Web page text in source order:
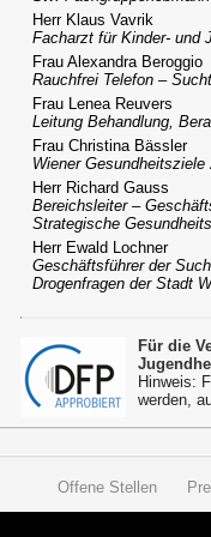
Herr Klaus Vavrik
Facharzt für Kinder- und
Frau Alexandra Beroggio
Rauchfrei Telefon –
Frau Lenea Reuvers
Leitung Behandlung,
Frau Christina Bässler
Wiener
Herr Richard Gauss
Bereichsleiter –
Strategische
Herr Ewald Lochner
Geschäftsführer der
Drogenfragen der Stadt
Für die
Hinweis:
werden,
Offene Stellen